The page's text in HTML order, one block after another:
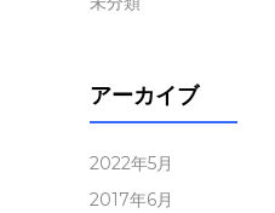
アーカイブ
2022年5月
2017年6月